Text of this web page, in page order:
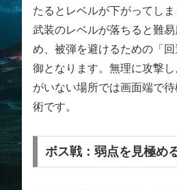
たるとレベルが下がってしま
武装のレベルが落ちると難
め、被弾を避けるための「
御となります。無理に攻撃
がいない場所では画面端で
術です。
ボス戦：弱点を見極め